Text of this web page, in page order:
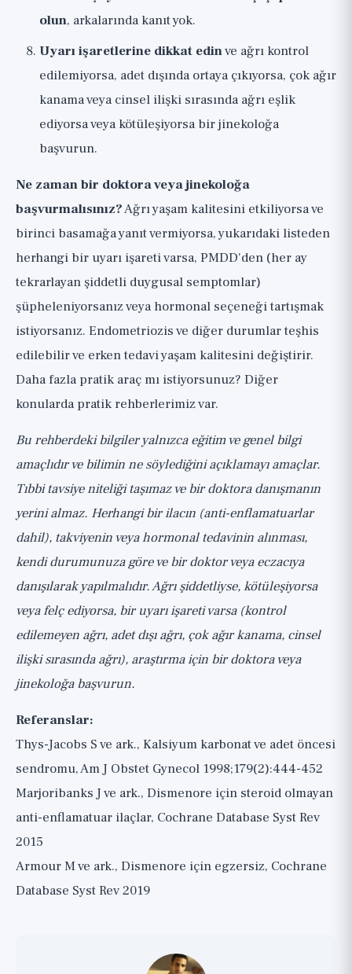
olun, arkalarında kanıt yok.
Uyarı işaretlerine dikkat edinve ağrı kontrol
edilemiyorsa, adet dışında ortaya çıkıyorsa, çok ağır
kanama veya cinsel ilişki sırasında ağrı eşlik
ediyorsa veya kötüleşiyorsa bir jinekoloğa
başvurun.
Ne zaman bir doktora veya jinekoloğa
başvurmalısınız?Ağrı yaşam kalitesini etkiliyorsa ve
birinci basamağa yanıt vermiyorsa, yukarıdaki listeden
herhangi bir uyarı işareti varsa, PMDD'den (her ay
tekrarlayan şiddetli duygusal semptomlar)
şüpheleniyorsanız veya hormonal seçeneği tartışmak
istiyorsanız. Endometriozis ve diğer durumlar teşhis
edilebilir ve erken tedavi yaşam kalitesini değiştirir.
Daha fazla pratik araç mı istiyorsunuz? Diğer
konularda pratik rehberlerimizvar.
Bu rehberdeki bilgiler yalnızca eğitim ve genel bilgi
amaçlıdır ve bilimin ne söylediğini açıklamayı amaçlar.
Tıbbi tavsiye niteliği taşımaz ve bir doktora danışmanın
yerini almaz. Herhangi bir ilacın (anti-enflamatuarlar
dahil), takviyenin veya hormonal tedavinin alınması,
kendi durumunuza göre ve bir doktor veya eczacıya
danışılarak yapılmalıdır. Ağrı şiddetliyse, kötüleşiyorsa
veya felç ediyorsa, bir uyarı işareti varsa (kontrol
edilemeyen ağrı, adet dışı ağrı, çok ağır kanama, cinsel
ilişki sırasında ağrı), araştırma için bir doktora veya
jinekoloğa başvurun.
Referanslar:
Thys-Jacobs S ve ark., Kalsiyum karbonat ve adet öncesi
sendromu, Am J Obstet Gynecol 1998;179(2):444-452
Marjoribanks J ve ark., Dismenore için steroid olmayan
anti-enflamatuar ilaçlar, Cochrane Database Syst Rev
2015
Armour M ve ark., Dismenore için egzersiz, Cochrane
Database Syst Rev 2019